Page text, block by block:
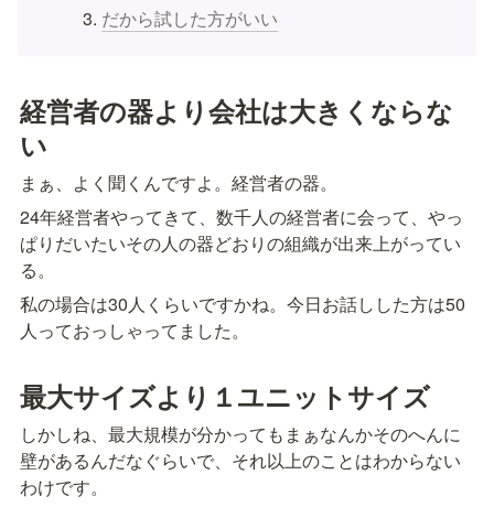
だから試した方がいい
経営者の器より会社は大きくならな
い
まぁ、よく聞くんですよ。経営者の器。
24年経営者やってきて、数千人の経営者に会って、やっ
ぱりだいたいその人の器どおりの組織が出来上がってい
る。
私の場合は30人くらいですかね。今日お話しした方は50
人っておっしゃってました。
最大サイズより１ユニットサイズ
しかしね、最大規模が分かってもまぁなんかそのへんに
壁があるんだなぐらいで、それ以上のことはわからない
わけです。